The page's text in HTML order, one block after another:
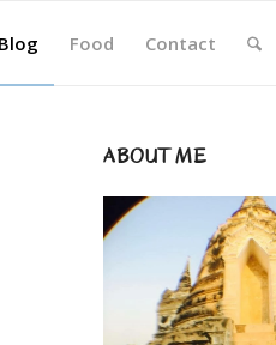
Blog Food Contact
ABOUT ME